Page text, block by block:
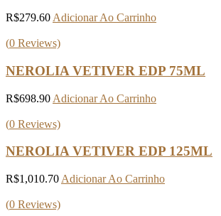
R$279.60 Adicionar Ao Carrinho
(0 Reviews)
NEROLIA VETIVER EDP 75ML
R$698.90 Adicionar Ao Carrinho
(0 Reviews)
NEROLIA VETIVER EDP 125ML
R$1,010.70 Adicionar Ao Carrinho
(0 Reviews)